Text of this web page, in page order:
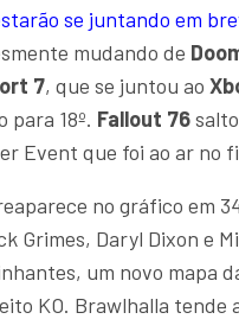
se juntando em
mudando de
7, que se juntou ao
para 18º. Fallout 76
Event que foi ao ar no
no gráfico em
Grimes, Daryl Dixon e
um novo mapa
KO. Brawlhalla